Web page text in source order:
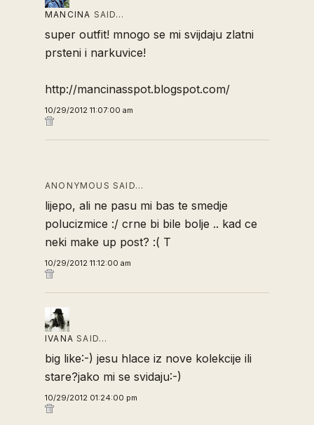
MANCINA SAID…
super outfit! mnogo se mi svijdaju zlatni
prsteni i narkuvice!
http://mancinasspot.blogspot.com/
10/29/2012 11:07:00 am
ANONYMOUS SAID…
lijepo, ali ne pasu mi bas te smedje
polucizmice :/ crne bi bile bolje .. kad ce
neki make up post? :( T
10/29/2012 11:12:00 am
IVANA SAID…
big like:-) jesu hlace iz nove kolekcije ili
stare?jako mi se svidaju:-)
10/29/2012 01:24:00 pm